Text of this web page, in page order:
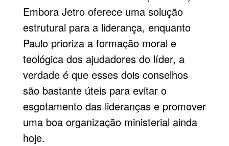
Embora Jetro oferece uma solução
estrutural para a liderança, enquanto
Paulo prioriza a formação moral e
teológica dos ajudadores do líder, a
verdade é que esses dois conselhos
são bastante úteis para evitar o
esgotamento das lideranças e promover
uma boa organização ministerial ainda
hoje.